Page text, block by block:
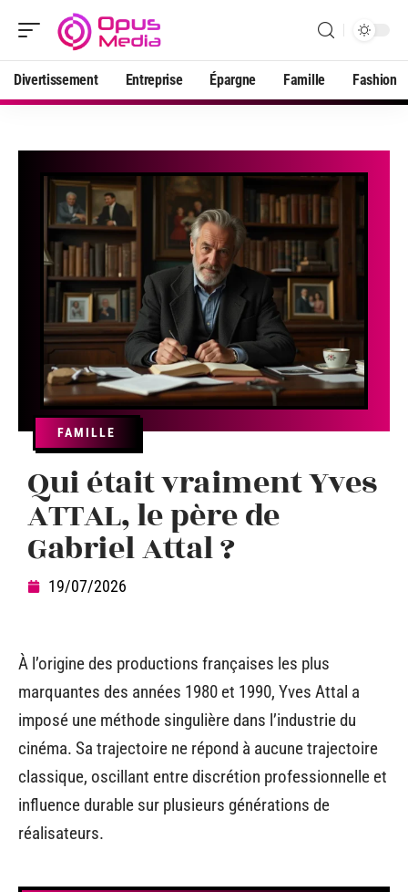
Divertissement Entreprise Épargne Famille Fashion
FAMILLE
Qui était vraiment Yves
ATTAL, le père de
Gabriel Attal ?
19/07/2026
À l’origine des productions françaises les plus
marquantes des années 1980 et 1990, Yves Attal a
imposé une méthode singulière dans l’industrie du
cinéma. Sa trajectoire ne répond à aucune trajectoire
classique, oscillant entre discrétion professionnelle et
influence durable sur plusieurs générations de
réalisateurs.